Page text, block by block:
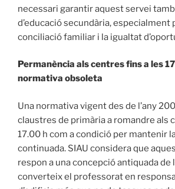
necessari garantir aquest servei
d’educació secundària, especialment
conciliació familiar i la igualtat
Permanència als centres fins a les
normativa obsoleta
Una normativa vigent des de l’any
claustres de primària a romandre als
17.00 h com a condició per mantenir
continuada. SIAU considera que
respon a una concepció antiquada de
converteix el professorat en